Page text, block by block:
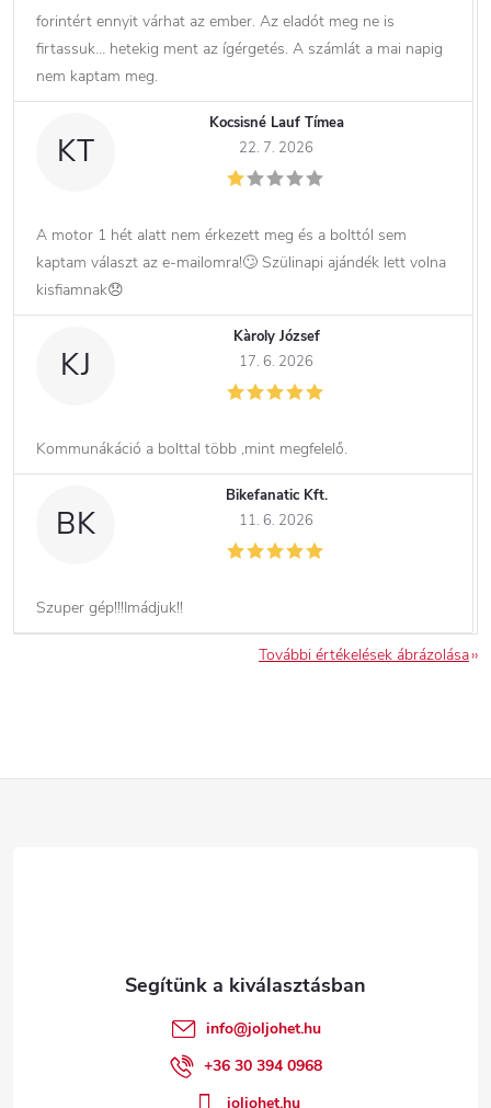
forintért ennyit várhat az ember. Az eladót meg ne is
firtassuk… hetekig ment az ígérgetés. A számlát a mai napig
nem kaptam meg.
KT
Kocsisné Lauf Tímea
22. 7. 2026
A motor 1 hét alatt nem érkezett meg és a bolttól sem
kaptam választ az e-mailomra!🙄 Szülinapi ajándék lett volna
kisfiamnak😞
KJ
Kàroly József
17. 6. 2026
Kommunákáció a bolttal több ,mint megfelelő.
BK
Bikefanatic Kft.
11. 6. 2026
Szuper gép!!!Imádjuk!!
További értékelések ábrázolása
info@joljohet.hu
+36 30 394 0968
joljohet.hu